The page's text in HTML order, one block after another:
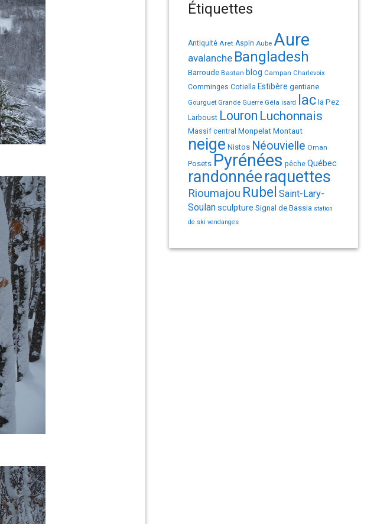
Étiquettes
Antiquité Aret Aspin Aube Aure
avalanche Bangladesh
Barroude Bastan blog Campan Charlevoix
Comminges Cotiella Estibère gentiane
Gourguet Grande Guerre Géla isard lac la Pez
Larboust Louron Luchonnais
Massif central MonpelatMontaut
neige Nistos Néouvielle Oman
Posets Pyrénées pêche Québec
randonnéeraquettes
Rioumajou Rubel Saint-Lary-
Soulansculpture Signal de Bassia station
de ski vendanges